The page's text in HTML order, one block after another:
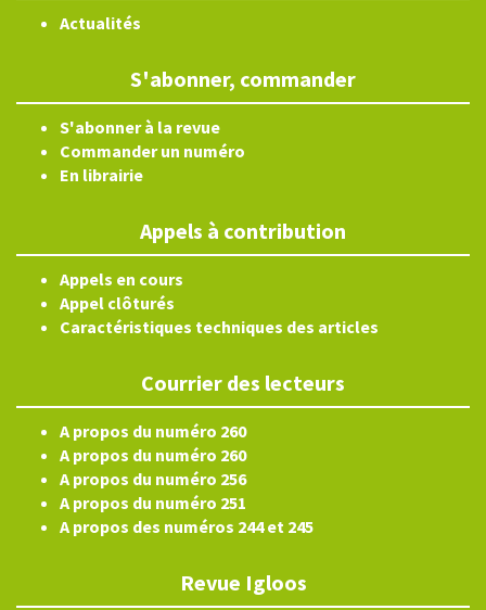
Actualités
S'abonner, commander
S'abonner à la revue
Commander un numéro
En librairie
Appels à contribution
Appels en cours
Appel clôturés
Caractéristiques techniques des articles
Courrier des lecteurs
A propos du numéro 260
A propos du numéro 260
A propos du numéro 256
A propos du numéro 251
A propos des numéros 244 et 245
Revue Igloos